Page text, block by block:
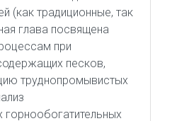
(как традиционные, так
глава посвящена
при
песков,
труднопромывистых